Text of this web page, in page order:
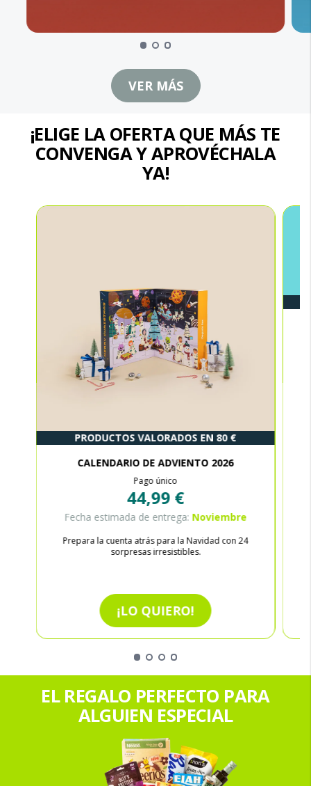
VER MÁS
¡ELIGE LA OFERTA QUE MÁS TE
CONVENGA Y APROVÉCHALA
YA!
PRODUCTOS VALORADOS EN 80 €
CALENDARIO DE ADVIENTO 2026
Pago único
44,99 €
Fecha estimada de entrega: Noviembre
Prepara la cuenta atrás para la Navidad con 24
sorpresas irresistibles.
¡LO QUIERO!
EL REGALO PERFECTO PARA
ALGUIEN ESPECIAL